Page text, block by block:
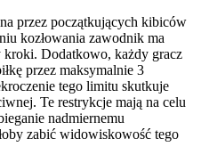
przez początkujących kibiców
kozłowania zawodnik ma
Dodatkowo, każdy gracz
przez maksymalnie 3
tego limitu skutkuje
Te restrykcje mają na celu
nadmiernemu
zabić widowiskowość tego